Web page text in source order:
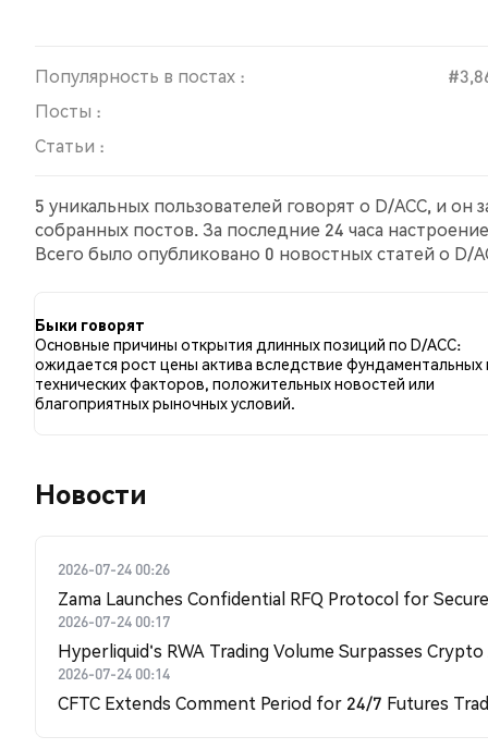
Популярность в постах :
Посты :
Статьи :
5 уникальных пользователей говорят о D/ACC, и
собранных постов. За последние 24 часа
Всего было опубликовано 0 новостных статей о D/
Быки говорят
Основные причины открытия длинных позиций по D/ACC:
ожидается рост цены актива вследствие фундаментальных
технических факторов, положительных новостей или
благоприятных рыночных условий.
Новости
2026-07-24 00:26
Zama Launches Confidential RFQ Protocol for
2026-07-24 00:17
Hyperliquid's RWA Trading Volume Surpasses
2026-07-24 00:14
CFTC Extends Comment Period for 24/7 Futures